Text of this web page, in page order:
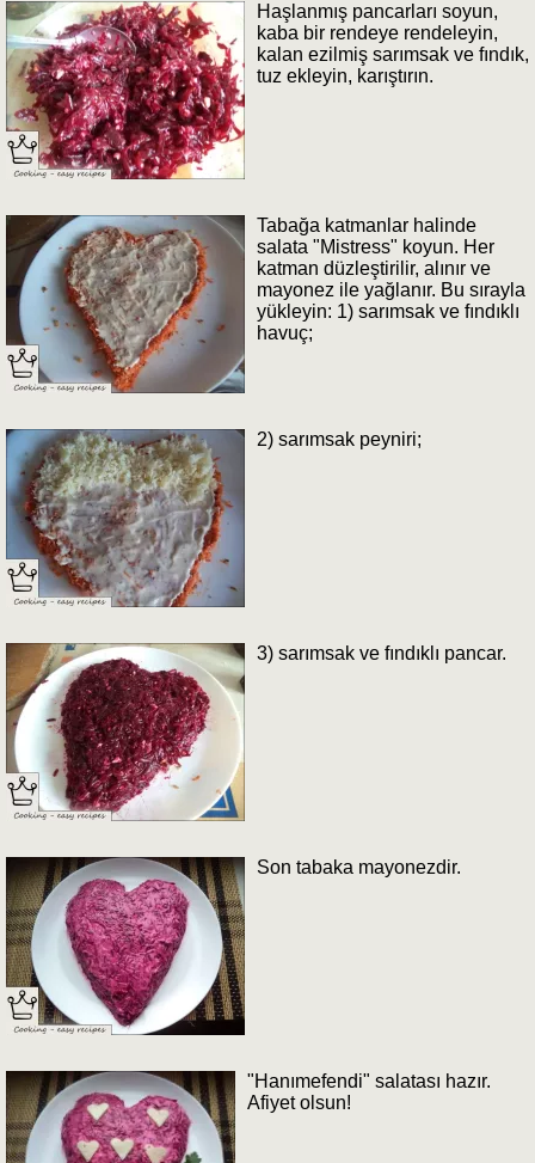
Haşlanmış pancarları soyun,
kaba bir rendeye rendeleyin,
kalan ezilmiş sarımsak ve fındık,
tuz ekleyin, karıştırın.
Tabağa katmanlar halinde
salata "Mistress" koyun. Her
katman düzleştirilir, alınır ve
mayonez ile yağlanır. Bu sırayla
yükleyin: 1) sarımsak ve fındıklı
havuç;
2) sarımsak peyniri;
3) sarımsak ve fındıklı pancar.
Son tabaka mayonezdir.
"Hanımefendi" salatası hazır.
Afiyet olsun!